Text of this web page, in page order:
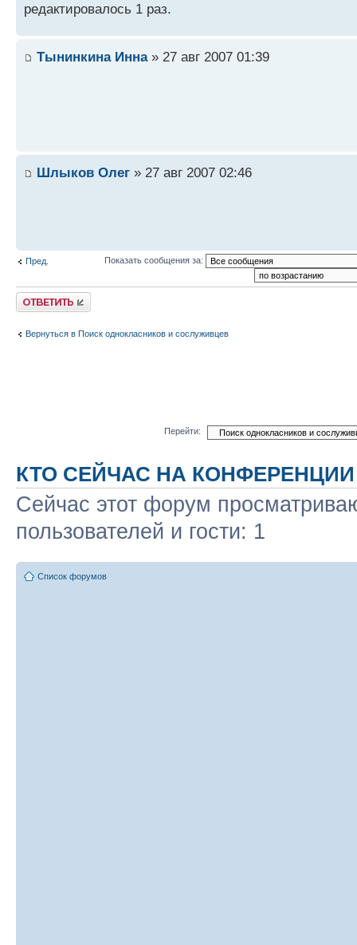
редактировалось 1 раз.
Тынинкина Инна» 27 авг 2007 01:39
Шлыков Олег » 27 авг 2007 02:46
Пред. Показать сообщения за:
Ответить
Вернуться в Поиск однокласников и сослуживцев
Перейти:
КТО СЕЙЧАС НА КОНФЕРЕНЦИИ
Сейчас этот форум
пользователей и гости: 1
Список форумов